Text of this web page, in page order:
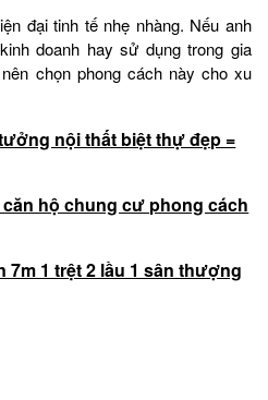
đại tinh tế nhẹ nhàng. Nếu anh
doanh hay sử dụng trong gia
chọn phong cách này cho xu
nội thất biệt thự đẹp =
hộ chung cư phong cách
7m 1 trệt 2 lầu 1 sân thượng